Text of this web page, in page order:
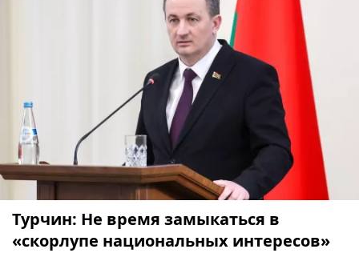
Турчин: Не время замыкаться в
«скорлупе национальных интересов»